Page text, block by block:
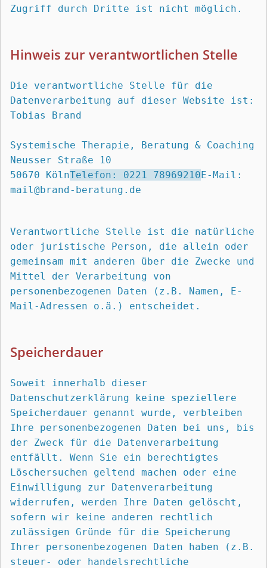
Zugriff durch Dritte ist nicht möglich.
Hinweis zur verantwortlichen Stelle
Die verantwortliche Stelle für die
Datenverarbeitung auf dieser Website ist:
Tobias Brand
Systemische Therapie, Beratung & Coaching
Neusser Straße 10
50670 KölnTelefon: 0221 78969210E-Mail:
mail@brand-beratung.de
Verantwortliche Stelle ist die natürliche
oder juristische Person, die allein oder
gemeinsam mit anderen über die Zwecke und
Mittel der Verarbeitung von
personenbezogenen Daten (z.B. Namen, E-
Mail-Adressen o.ä.) entscheidet.
Speicherdauer
Soweit innerhalb dieser
Datenschutzerklärung keine speziellere
Speicherdauer genannt wurde, verbleiben
Ihre personenbezogenen Daten bei uns, bis
der Zweck für die Datenverarbeitung
entfällt. Wenn Sie ein berechtigtes
Löschersuchen geltend machen oder eine
Einwilligung zur Datenverarbeitung
widerrufen, werden Ihre Daten gelöscht,
sofern wir keine anderen rechtlich
zulässigen Gründe für die Speicherung
Ihrer personenbezogenen Daten haben (z.B.
steuer- oder handelsrechtliche